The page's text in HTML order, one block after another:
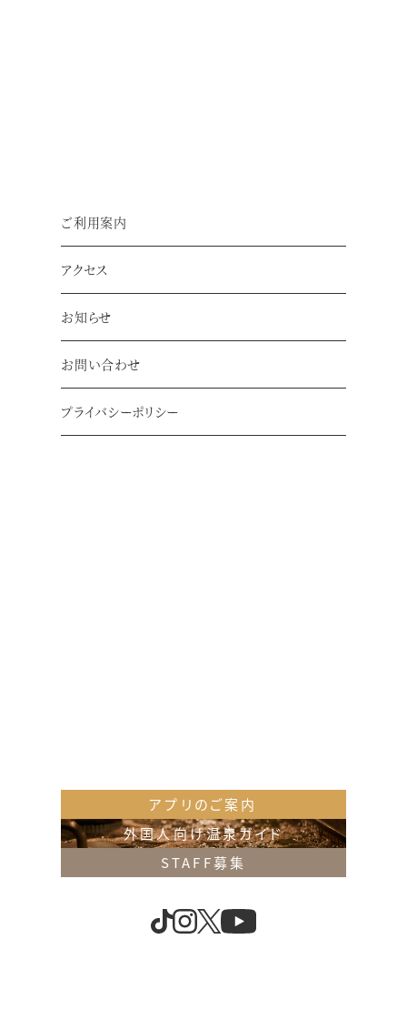
ご利用案内
アクセス
お知らせ
お問い合わせ
プライバシーポリシー
アプリのご案内
外国人向け温泉ガイド
STAFF募集
ゆららの湯奈良店（テナント含む）でクレジットカード等の
キャッシュレス決済をご利用いただけません。
当面の間、奈良店でのお支払い方法は現金のみとさ
せていただきます。
を深くお詫び申し上げます。
何卒ご理解とご協力のほど、よろしくお願い申し上げま
復旧次第、再度お知らせいたします。
奈良店
〒630-8145 奈良県奈良市八条5丁目351-1
TEL：0742(30)1126 FAX：0742(30)0126
TEL：0742(40)1126 FAX：0742(52)4126
お問い合わせ